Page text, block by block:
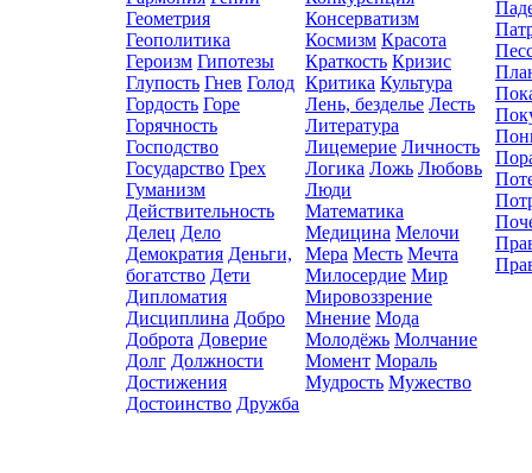
Геометрия
Геополитика
Героизм Гипотезы
Глупость Гнев Голод
Гордость Горе
Горячность
Господство
Государство Грех
Гуманизм
Действительность
Делец Дело
Демократия Деньги,
богатство Дети
Дипломатия
Дисциплина Добро
Доброта Доверие
Долг Должности
Достижения
Достоинство Дружба
Консерватизм
Космизм Красота
Краткость Кризис
Критика Культура
Лень, безделье Лесть
Литература
Лицемерие Личность
Логика Ложь Любовь
Люди
Математика
Медицина Мелочи
Мера Месть Мечта
Милосердие Мир
Мировоззрение
Мнение Мода
Молодёжь Молчание
Момент Мораль
Мудрость Мужество